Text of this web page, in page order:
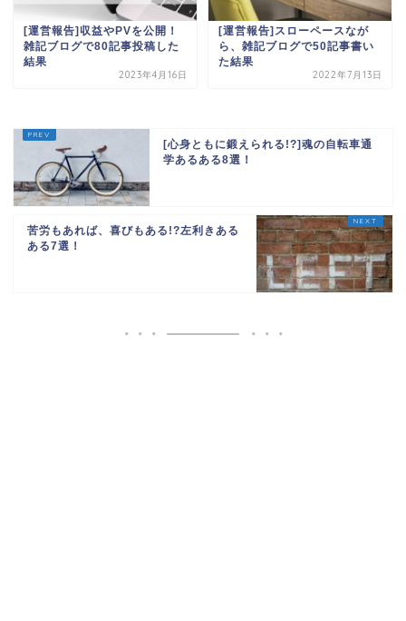
[運営報告]収益やPVを公開！
雑記ブログで80記事投稿した
結果
2023年4月16日
[運営報告]スローペースなが
ら、雑記ブログで50記事書い
た結果
2022年7月13日
[心身ともに鍛えられる!?]魂の自転車通
学あるある8選！
苦労もあれば、喜びもある!?左利きある
ある7選！